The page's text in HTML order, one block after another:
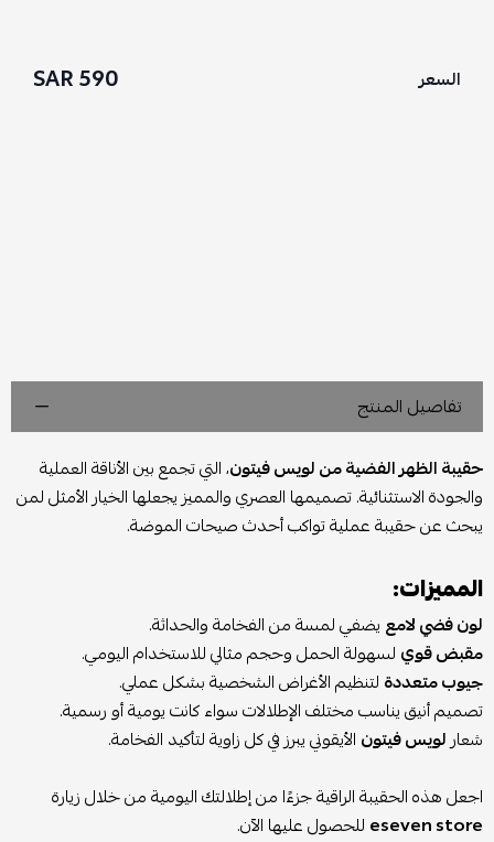
السعر 590 SAR
تفاصيل المنتج
حقيبة الظهر الفضية من لويس فيتون، التي تجمع بين الأناقة العملية
والجودة الاستثنائية. تصميمها العصري والمميز يجعلها الخيار الأمثل لمن
يبحث عن حقيبة عملية تواكب أحدث صيحات الموضة.
المميزات:
لون فضي لامع يضفي لمسة من الفخامة والحداثة.
مقبض قوي لسهولة الحمل وحجم مثالي للاستخدام اليومي.
جيوب متعددة لتنظيم الأغراض الشخصية بشكل عملي.
تصميم أنيق يناسب مختلف الإطلالات سواء كانت يومية أو رسمية.
شعارلويس فيتون الأيقوني يبرز في كل زاوية لتأكيد الفخامة.
اجعل هذه الحقيبة الراقية جزءًا من إطلالتك اليومية من خلال زيارة
eseven store للحصول عليها الآن.